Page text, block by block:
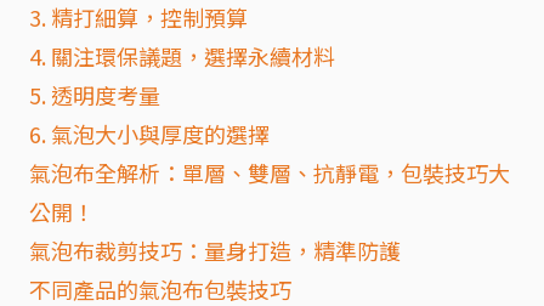
3. 精打細算，控制預算
4. 關注環保議題，選擇永續材料
5. 透明度考量
6. 氣泡大小與厚度的選擇
氣泡布全解析：單層、雙層、抗靜電，包裝技巧大
公開！
氣泡布裁剪技巧：量身打造，精準防護
不同產品的氣泡布包裝技巧